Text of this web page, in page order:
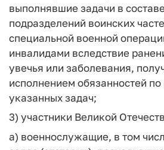
выполнявшие задачи в
подразделений воинских
специальной военной
инвалидами вследствие
увечья или заболевания,
исполнением обязанностей
указанных задач;
3) участники Великой
а) военнослужащие, в том